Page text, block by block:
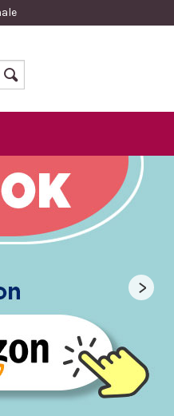
>